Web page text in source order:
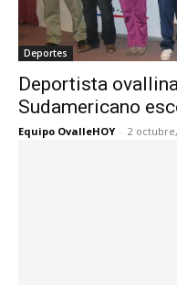
Deportes
Deportista
Sudamericano
Equipo OvalleHOY - 2